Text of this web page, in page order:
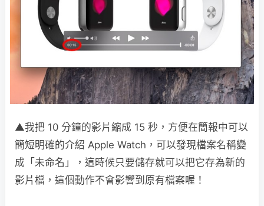
▲我把 10 分鐘的影片縮成 15 秒，方便在簡報中可以
簡短明確的介紹 Apple Watch，可以發現檔案名稱變
成「未命名」，這時候只要儲存就可以把它存為新的
影片檔，這個動作不會影響到原有檔案喔！